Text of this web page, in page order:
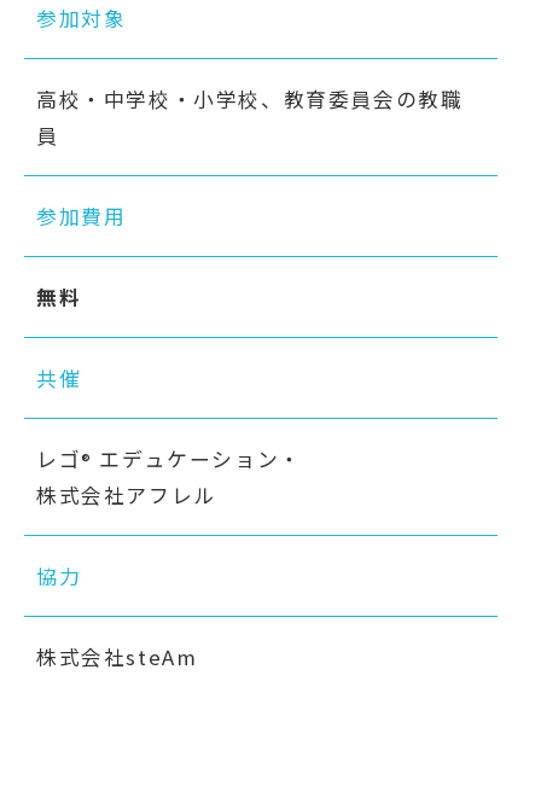
参加対象
高校・中学校・小学校、教育委員会の教職
員
参加費用
無料
共催
レゴ® エデュケーション・
株式会社アフレル
協力
株式会社steAm